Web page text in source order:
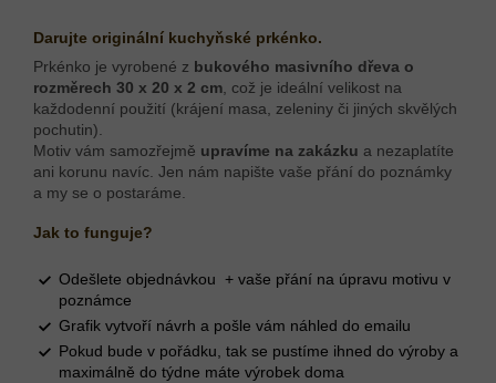
Darujte originální kuchyňské prkénko.
Prkénko je vyrobené z bukového masivního dřeva o
rozměrech 30 x 20 x 2 cm , což je ideální velikost na
každodenní použití (krájení masa, zeleniny či jiných skvělých
pochutin).
Motiv vám samozřejmě upravíme na zakázku a nezaplatíte
ani korunu navíc. Jen nám napište vaše přání do poznámky
a my se o postaráme.
Jak to funguje?
Odešlete objednávkou + vaše přání na úpravu motivu v
poznámce
Grafik vytvoří návrh a pošle vám náhled do emailu
Pokud bude v pořádku, tak se pustíme ihned do výroby a
maximálně do týdne máte výrobek doma